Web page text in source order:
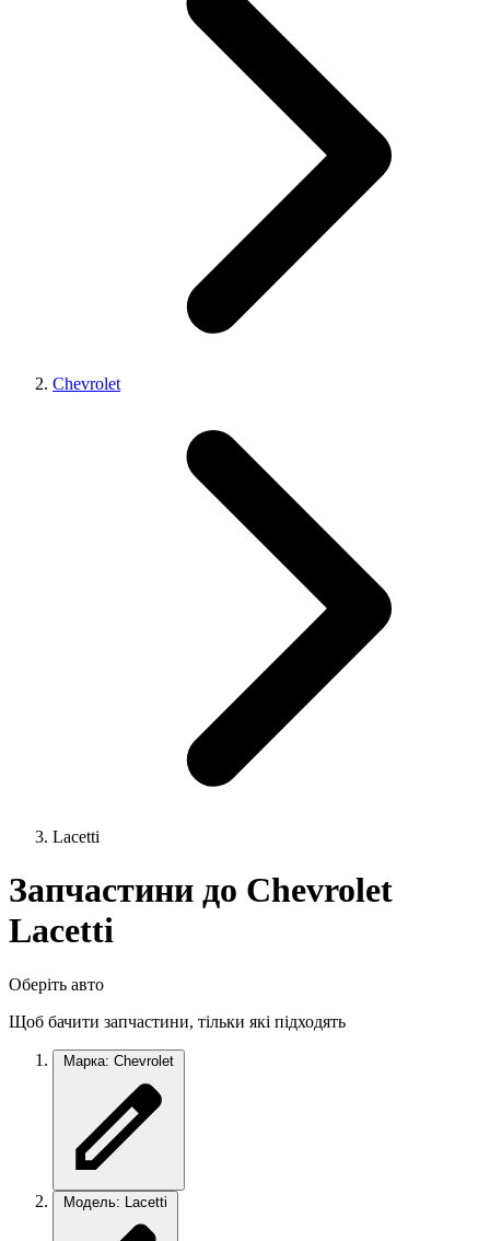
Chevrolet
Lacetti
Запчастини до Chevrolet
Lacetti
Оберіть авто
Щоб бачити запчастини, тільки які підходять
Марка: Chevrolet
Модель: Lacetti